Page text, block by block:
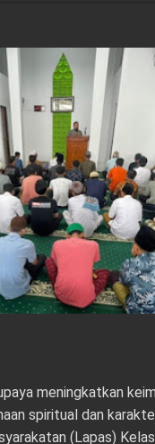
meningkatkan
spiritual dan
(Lapas)